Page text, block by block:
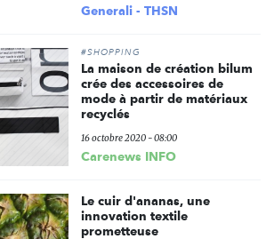
Generali - THSN
#SHOPPING
La maison de création bilum
crée des accessoires de
mode à partir de matériaux
recyclés
16 octobre 2020 - 08:00
Carenews INFO
Le cuir d'ananas, une
innovation textile
prometteuse